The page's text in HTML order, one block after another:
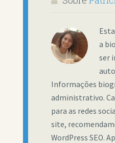
a
ser
Informações
administrativo.
para as redes
site,
WordPress SEO.